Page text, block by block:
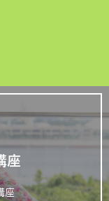
座
座